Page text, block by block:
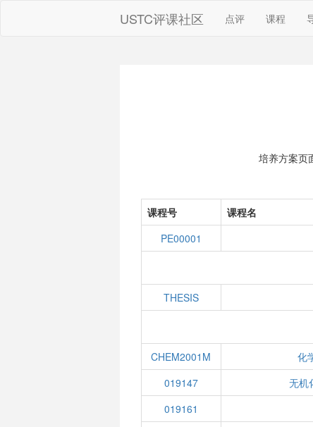
USTC评课社区 点评 课程
培养方案页
课程号 课程名
PE00001
THESIS
CHEM2001M 化
019147
无机
019161